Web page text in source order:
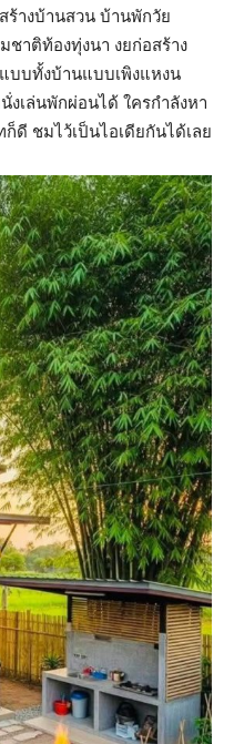
ร้างบ้านสวน บ้านพักวัย
ชาติท้องทุ่งนา งยก่อสร้าง
บบทั้งบ้านแบบเพิงแหงน
งเล่นพักผ่อนได้ ใครกำลังหา
ดี ชมไว้เป็นไอเดียกันได้เลย